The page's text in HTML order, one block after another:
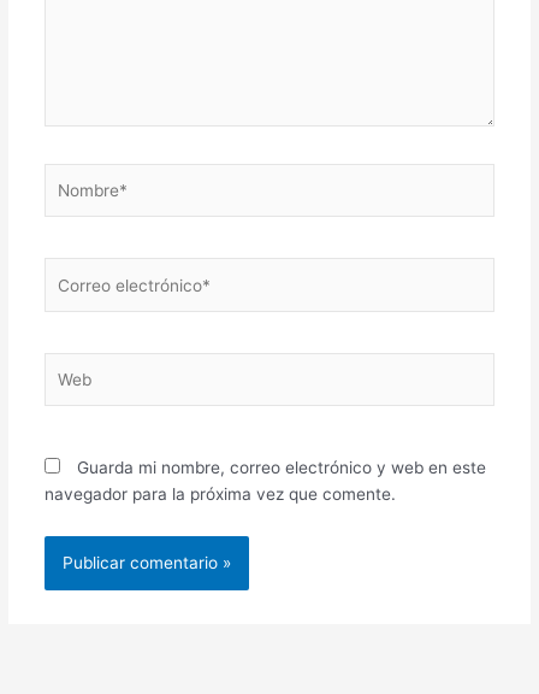
electrónico*
Guarda mi nombre, correo electrónico y web en este
navegador para la próxima vez que comente.